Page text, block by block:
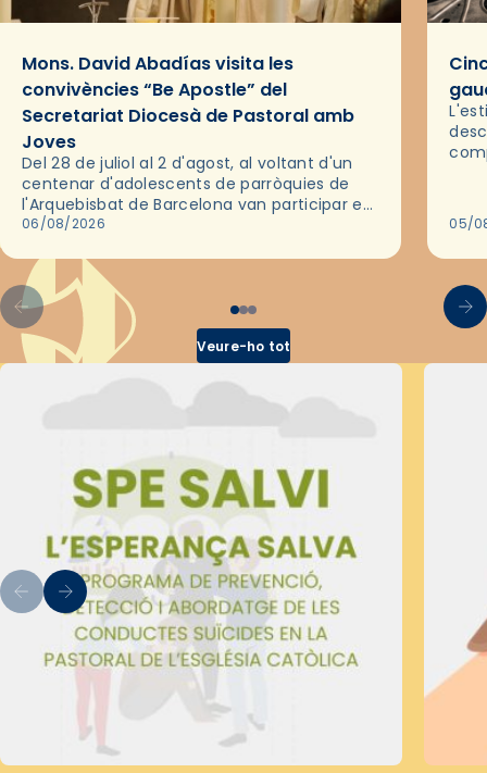
Mons. David Abadías visita les
convivències “Be Apostle” del
Secretariat Diocesà de Pastoral amb
Joves
Del 28 de juliol al 2 d'agost, al voltant d'un
centenar d'adolescents de parròquies de
l'Arquebisbat de Barcelona van participar en
les convivències Be Apostle, organitzades
06/08/2026 05/
Veure-ho tot